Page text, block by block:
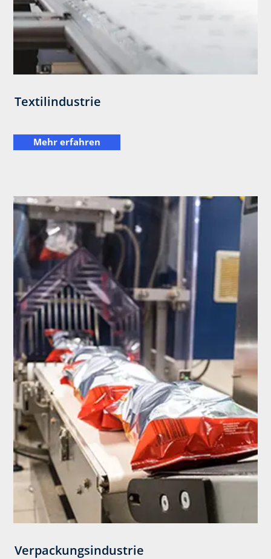
Textilindustrie
Mehr erfahren
Verpackungsindustrie